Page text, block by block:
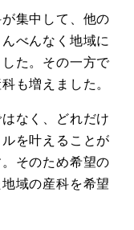
集中して、他の
べんなく地域に
た。その一方で
も増えました。
なく、どれだけ
を叶えることが
そのため希望の
域の産科を希望